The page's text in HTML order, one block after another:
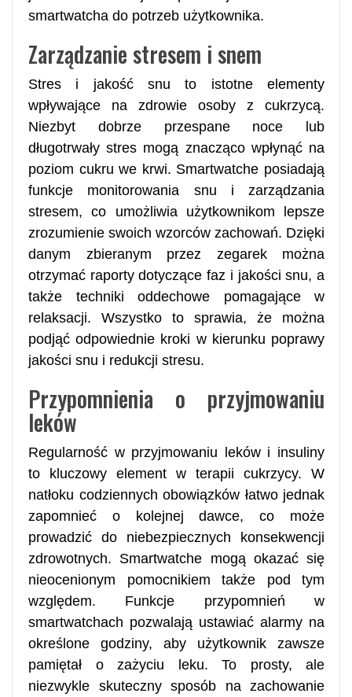
smartwatcha do potrzeb użytkownika.
Zarządzanie stresem i snem
Stres i jakość snu to istotne elementy
wpływające na zdrowie osoby z cukrzycą.
Niezbyt dobrze przespane noce lub
długotrwały stres mogą znacząco wpłynąć na
poziom cukru we krwi. Smartwatche posiadają
funkcje monitorowania snu i zarządzania
stresem, co umożliwia użytkownikom lepsze
zrozumienie swoich wzorców zachowań. Dzięki
danym zbieranym przez zegarek można
otrzymać raporty dotyczące faz i jakości snu, a
także techniki oddechowe pomagające w
relaksacji. Wszystko to sprawia, że można
podjąć odpowiednie kroki w kierunku poprawy
jakości snu i redukcji stresu.
Przypomnienia o przyjmowaniu
leków
Regularność w przyjmowaniu leków i insuliny
to kluczowy element w terapii cukrzycy. W
natłoku codziennych obowiązków łatwo jednak
zapomnieć o kolejnej dawce, co może
prowadzić do niebezpiecznych konsekwencji
zdrowotnych. Smartwatche mogą okazać się
nieocenionym pomocnikiem także pod tym
względem. Funkcje przypomnień w
smartwatchach pozwalają ustawiać alarmy na
określone godziny, aby użytkownik zawsze
pamiętał o zażyciu leku. To prosty, ale
niezwykle skuteczny sposób na zachowanie